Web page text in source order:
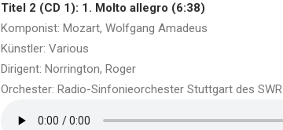
Titel 2 (CD 1): 1. Molto allegro (6:38)
Komponist: Mozart, Wolfgang Amadeus
Künstler: Various
Dirigent: Norrington, Roger
Orchester: Radio-Sinfonieorchester Stuttgart des SWR